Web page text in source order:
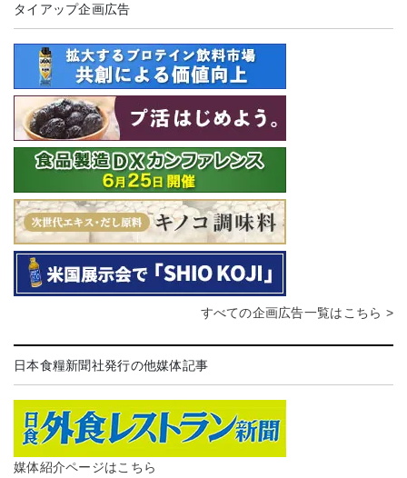
タイアップ企画広告
すべての企画広告一覧はこちら >
日本食糧新聞社発行の他媒体記事
媒体紹介ページはこちら